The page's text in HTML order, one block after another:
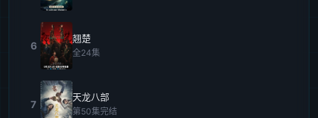
6
翘楚
全24集
7
天龙八部
第50集完结